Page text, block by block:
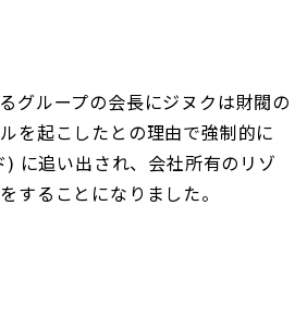
グループの会長にジヌクは財閥の
を起こしたとの理由で強制的に
に追い出され、会社所有のリゾ
することになりました。